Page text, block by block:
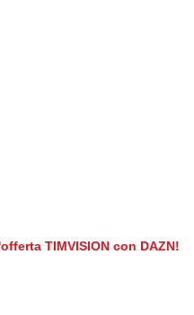
TIMVISION con DAZN!